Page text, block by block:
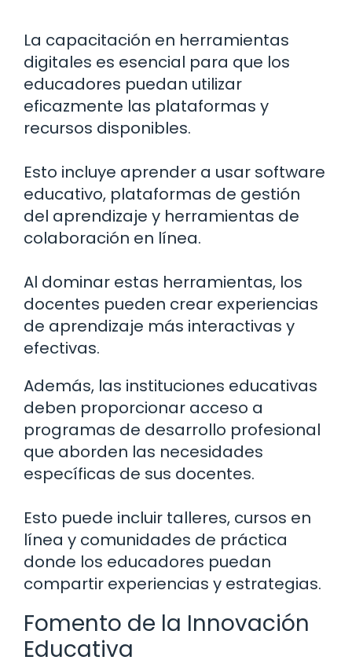
La capacitación en herramientas
digitales es esencial para que los
educadores puedan utilizar
eficazmente las plataformas y
recursos disponibles.
Esto incluye aprender a usar software
educativo, plataformas de gestión
del aprendizaje y herramientas de
colaboración en línea.
Al dominar estas herramientas, los
docentes pueden crear experiencias
de aprendizaje más interactivas y
efectivas.
Además, las instituciones educativas
deben proporcionar acceso a
programas de desarrollo profesional
que aborden las necesidades
específicas de sus docentes.
Esto puede incluir talleres, cursos en
línea y comunidades de práctica
donde los educadores puedan
compartir experiencias y estrategias.
Fomento de la Innovación
Educativa